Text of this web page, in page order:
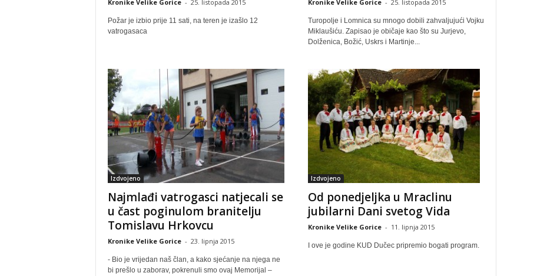
Kronike Velike Gorice - 25. listopada 2015
Požar je izbio prije 11 sati, na teren je izašlo 12
vatrogasaca
Kronike Velike Gorice - 25. listopada 2015
Turopolje i Lomnica su mnogo dobili zahvaljujući Vojku
Miklaušiću. Zapisao je običaje kao što su Jurjevo,
Dolženica, Božić, Uskrs i Martinje...
Izdvojeno
Najmlađi vatrogasci natjecali se
u čast poginulom branitelju
Tomislavu Hrkovcu
Kronike Velike Gorice - 23. lipnja 2015
- Bio je vrijedan naš član, a kako sjećanje na njega ne
bi prešlo u zaborav, pokrenuli smo ovaj Memorijal –
Izdvojeno
Od ponedjeljka u Mraclinu
jubilarni Dani svetog Vida
Kronike Velike Gorice - 11. lipnja 2015
I ove je godine KUD Dučec pripremio bogati program.